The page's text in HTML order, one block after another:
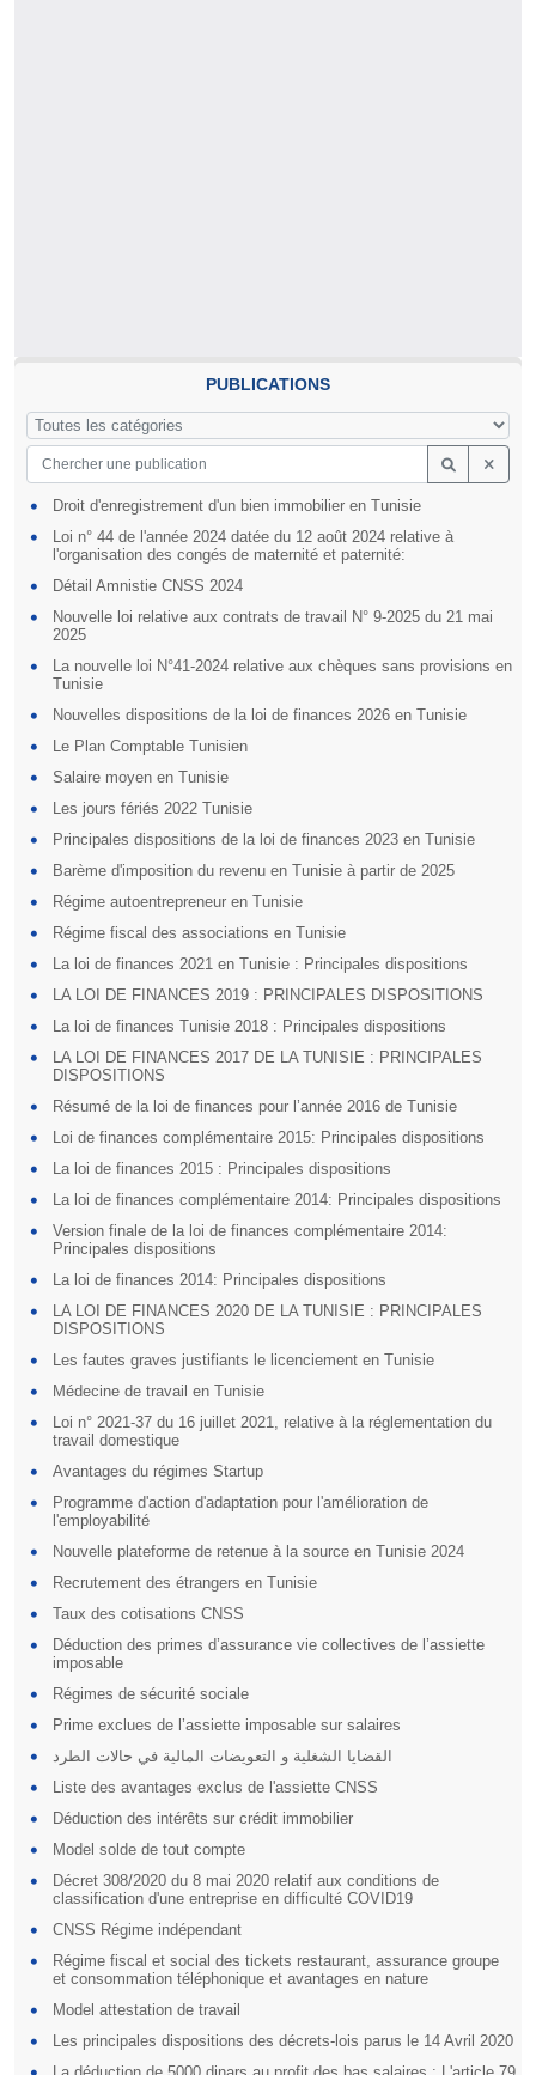
PUBLICATIONS
Droit d'enregistrement d'un bien immobilier en Tunisie
Loi n° 44 de l'année 2024 datée du 12 août 2024 relative à
l'organisation des congés de maternité et paternité:
Détail Amnistie CNSS 2024
Nouvelle loi relative aux contrats de travail N° 9-2025 du 21 mai
2025
La nouvelle loi N°41-2024 relative aux chèques sans provisions en
Tunisie
Nouvelles dispositions de la loi de finances 2026 en Tunisie
Le Plan Comptable Tunisien
Salaire moyen en Tunisie
Les jours fériés 2022 Tunisie
Principales dispositions de la loi de finances 2023 en Tunisie
Barème d'imposition du revenu en Tunisie à partir de 2025
Régime autoentrepreneur en Tunisie
Régime fiscal des associations en Tunisie
La loi de finances 2021 en Tunisie : Principales dispositions
LA LOI DE FINANCES 2019 : PRINCIPALES DISPOSITIONS
La loi de finances Tunisie 2018 : Principales dispositions
LA LOI DE FINANCES 2017 DE LA TUNISIE : PRINCIPALES
DISPOSITIONS
Résumé de la loi de finances pour l’année 2016 de Tunisie
Loi de finances complémentaire 2015: Principales dispositions
La loi de finances 2015 : Principales dispositions
La loi de finances complémentaire 2014: Principales dispositions
Version finale de la loi de finances complémentaire 2014:
Principales dispositions
La loi de finances 2014: Principales dispositions
LA LOI DE FINANCES 2020 DE LA TUNISIE : PRINCIPALES
DISPOSITIONS
Les fautes graves justifiants le licenciement en Tunisie
Médecine de travail en Tunisie
Loi n° 2021-37 du 16 juillet 2021, relative à la réglementation du
travail domestique
Avantages du régimes Startup
Programme d'action d'adaptation pour l'amélioration de
l'employabilité
Nouvelle plateforme de retenue à la source en Tunisie 2024
Recrutement des étrangers en Tunisie
Taux des cotisations CNSS
Déduction des primes d’assurance vie collectives de l’assiette
imposable
Régimes de sécurité sociale
Prime exclues de l’assiette imposable sur salaires
القضايا الشغلية و التعويضات المالية في حالات الطرد
Liste des avantages exclus de l'assiette CNSS
Déduction des intérêts sur crédit immobilier
Model solde de tout compte
Décret 308/2020 du 8 mai 2020 relatif aux conditions de
classification d'une entreprise en difficulté COVID19
CNSS Régime indépendant
Régime fiscal et social des tickets restaurant, assurance groupe
et consommation téléphonique et avantages en nature
Model attestation de travail
Les principales dispositions des décrets-lois parus le 14 Avril 2020